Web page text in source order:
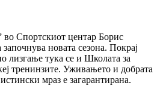
во Спортскиот центар Борис
започнува новата сезона. Покрај
лизгање тука се и Школата за
тренинзите. Уживањето и добрата
мраз е загарантирана.